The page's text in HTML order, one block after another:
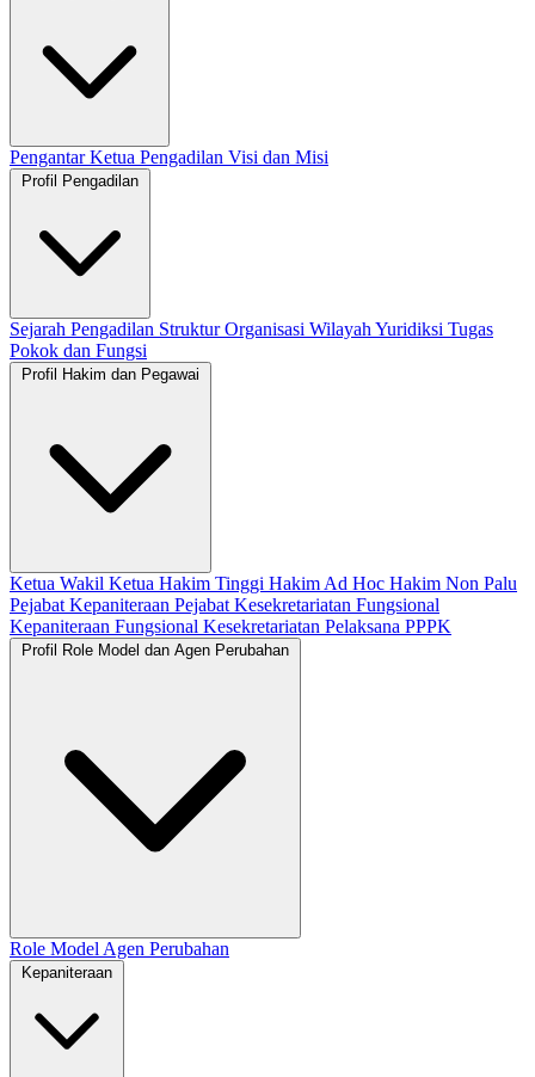
Pengantar Ketua Pengadilan Visi dan Misi
Profil Pengadilan
Sejarah Pengadilan Struktur Organisasi Wilayah Yuridiksi Tugas
Pokok dan Fungsi
Profil Hakim dan Pegawai
Ketua Wakil Ketua Hakim Tinggi Hakim Ad Hoc Hakim Non Palu
Pejabat Kepaniteraan Pejabat Kesekretariatan Fungsional
Kepaniteraan Fungsional Kesekretariatan Pelaksana PPPK
Profil Role Model dan Agen Perubahan
Role Model Agen Perubahan
Kepaniteraan